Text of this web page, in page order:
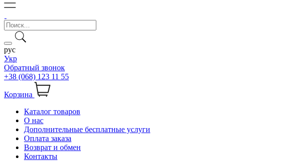
рус
Укр
Обратный звонок
+38 (068) 123 11 55
Корзина
Каталог товаров
О нас
Дополнительные бесплатные услуги
Оплата заказа
Возврат и обмен
Контакты